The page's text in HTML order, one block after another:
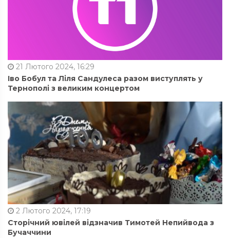
21 Лютого 2024, 16:29
Іво Бобул та Ліля Сандулеса разом виступлять у
Тернополі з великим концертом
2 Лютого 2024, 17:19
Сторічний ювілей відзначив Тимотей Непийвода з
Бучаччини